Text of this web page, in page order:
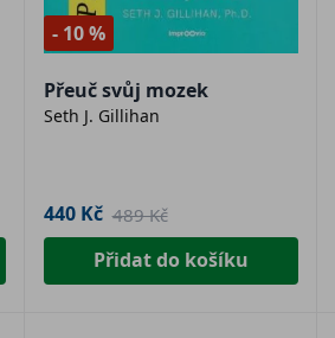
- 10 %
Přeuč svůj mozek
Seth J. Gillihan
440 Kč 489 Kč
Přidat do košíku